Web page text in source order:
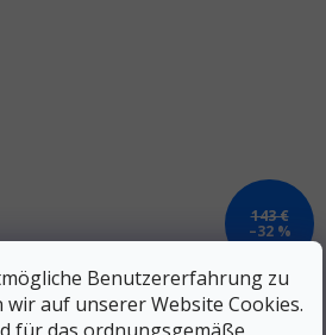
Benutzererfahrung zu
wir auf unserer Website Cookies.
für das ordnungsgemäße
143 €
–32 %
NEO 9R - schwarz